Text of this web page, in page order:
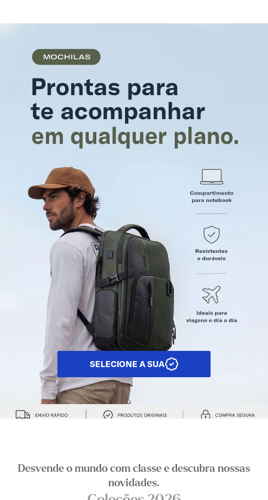
SELECIONE A SUA
Desvende o mundo com classe e descubra nossas
novidades.​